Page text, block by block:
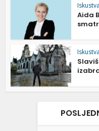
Iskustva
Aida
Iskustva